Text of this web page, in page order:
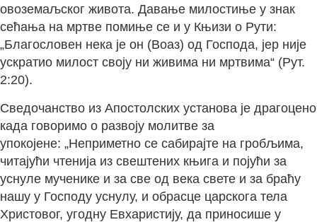
овоземаљског живота. Давање милостиње у знак
сећања на мртве помиње се и у Књизи о Рути:
„Благословен нека је он (Воаз) од Господа, јер није
ускратио милост своју ни живима ни мртвима“ (Рут.
2:20).
Сведочанство из Апостолских установа је драгоцено
када говоримо о развоју молитве за
упокојене: „Неприметно се сабирајте на гробљима,
читајући чтенија из свештених књига и појући за
уснуле мученике и за све од века свете и за браћу
нашу у Господу уснулу, и обрасце царскога тела
Христовог, угодну Евхаристију, да приносише у